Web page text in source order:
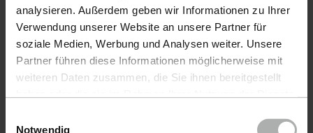
analysieren. Außerdem geben wir Informationen zu Ihrer
Verwendung unserer Website an unsere Partner für
soziale Medien, Werbung und Analysen weiter. Unsere
Partner führen diese Informationen möglicherweise mit
weiteren Daten zusammen, die Sie ihnen bereitgestellt
Einstellungen zu den Cookies finden Sie unter
Notwendig